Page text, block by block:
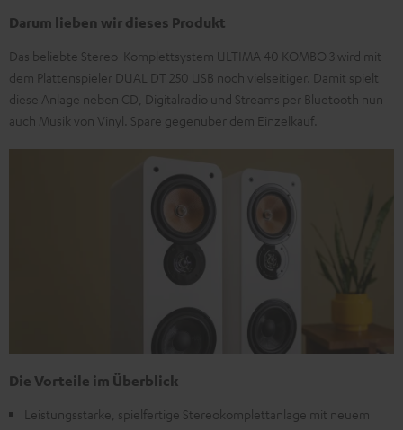
Darum lieben wir dieses Produkt
Das beliebte Stereo-Komplettsystem ULTIMA 40 KOMBO 3 wird mit
dem Plattenspieler DUAL DT 250 USB noch vielseitiger. Damit spielt
diese Anlage neben CD, Digitalradio und Streams per Bluetooth nun
auch Musik von Vinyl. Spare gegenüber dem Einzelkauf.
Die Vorteile im Überblick
Leistungsstarke, spielfertige Stereokomplettanlage mit neuem